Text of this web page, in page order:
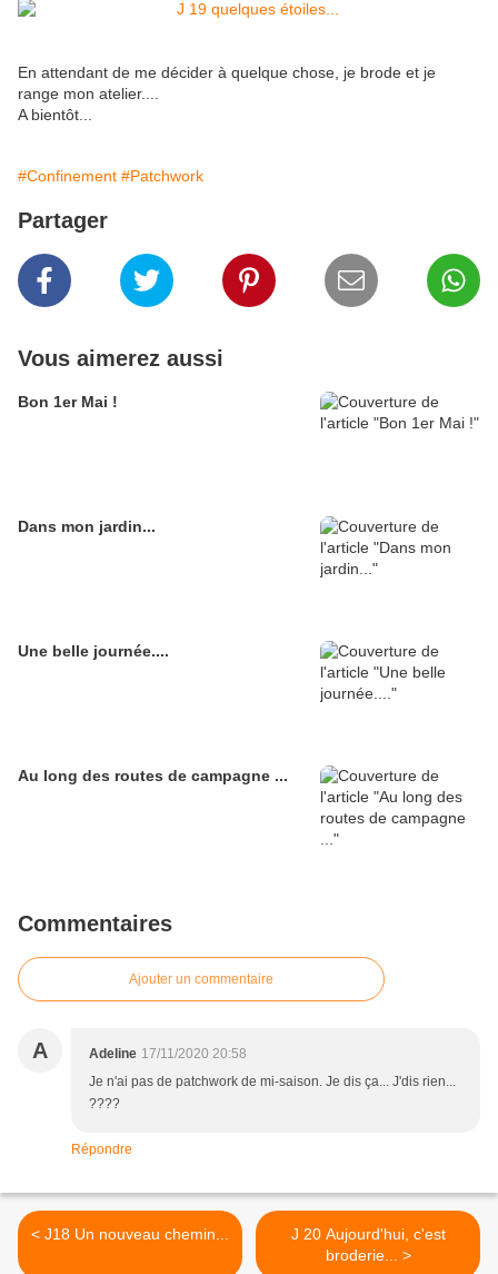
En attendant de me décider à quelque chose, je brode et je
range mon atelier....
A bientôt...
#Confinement #Patchwork
Partager
Vous aimerez aussi
Bon 1er Mai !
Dans mon jardin...
Une belle journée....
Au long des routes de campagne ...
Commentaires
Ajouter un commentaire
A Adeline 17/11/2020 20:58
Je n'ai pas de patchwork de mi-saison. Je dis ça... J'dis rien...
????
Répondre
< J18 Un nouveau chemin...
J 20 Aujourd'hui, c'est
broderie... >